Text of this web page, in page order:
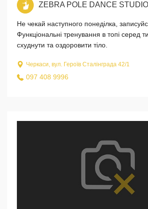
ZEBRA POLE DANCE STUDIO
Не чекай наступного понеділка,
Функціональні тренування в топі серед
схуднути та оздоровити тіло.
Черкаси, вул. Героїв Сталінграда 42/1
097 408 9996